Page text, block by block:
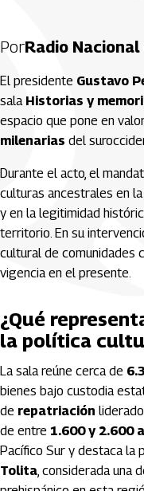
PorRadio
El presidente Gustavo
salaHistorias y
espacio que pone en
milenarias del
Durante el acto, el
culturas ancestrales en
y en la legitimidad
territorio. En su
cultural de comunidades
vigencia en el presente.
¿Qué
la política
La sala reúne cerca de
bienes bajo custodia
de repatriación
de entre 1.600 y 2.600
Pacífico Sur y destaca la
Tolita, considerada una